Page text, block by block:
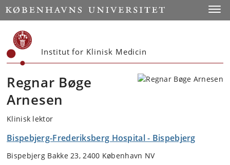
Start
Institut for Klinisk Medicin
Regnar Bøge
Arnesen
Klinisk lektor
Bispebjerg-Frederiksberg Hospital - Bispebjerg
Bispebjerg Bakke 23, 2400 København NV